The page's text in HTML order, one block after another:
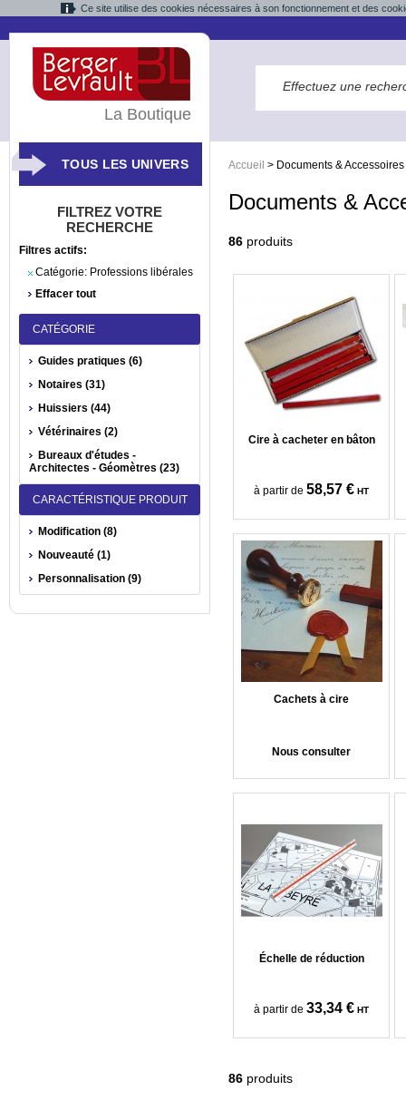
Ce site utilise des cookies nécessaires à son fonctionnement et des
Accueil > Documents & Accessoires
Documents &
86 produits
Cire à cacheter en bâton
à partir de 58,57 € HT
Cachets à cire
Nous consulter
Échelle de réduction
à partir de 33,34 € HT
86 produits
La Boutique
TOUS LES UNIVERS
FILTREZ VOTRE
RECHERCHE
Filtres actifs:
Catégorie: Professions libérales
Effacer tout
CATÉGORIE
Guides pratiques (6)
Notaires (31)
Huissiers (44)
Vétérinaires (2)
Bureaux d'études -
Architectes - Géomètres (23)
CARACTÉRISTIQUE PRODUIT
Modification (8)
Nouveauté (1)
Personnalisation (9)